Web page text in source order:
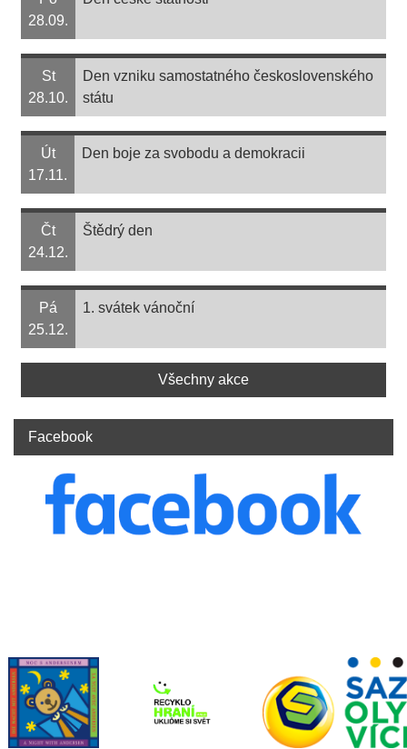
28.09.
St
28.10.
Den vzniku samostatného československého
státu
Út
17.11.
Den boje za svobodu a demokracii
Čt
24.12.
Štědrý den
Pá
25.12.
1. svátek vánoční
Všechny akce
Facebook